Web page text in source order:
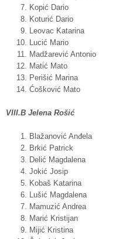
Kopić Dario
Koturić Dario
Leovac Katarina
Lucić Mario
Madžarević Antonio
Matić Mato
Perišić Marina
Ćošković Mato
VIII.B Jelena Rošić
Blažanović Anđela
Brkić Patrick
Delić Magdalena
Jokić Josip
Kobaš Katarina
Lušić Magdalena
Mamuzić Andrea
Marić Kristijan
Mijić Kristina